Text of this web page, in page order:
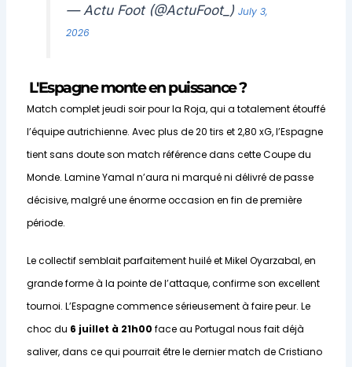
— Actu Foot (@ActuFoot_)July 3,
2026
L'Espagne monte en puissance ?
Match complet jeudi soir pour la Roja, qui a totalement étouffé
l’équipe autrichienne. Avec plus de 20 tirs et 2,80 xG, l’Espagne
tient sans doute son match référence dans cette Coupe du
Monde. Lamine Yamal n’aura ni marqué ni délivré de passe
décisive, malgré une énorme occasion en fin de première
période.
Le collectif semblait parfaitement huilé et Mikel Oyarzabal, en
grande forme à la pointe de l’attaque, confirme son excellent
tournoi. L’Espagne commence sérieusement à faire peur. Le
choc du 6 juillet à 21h00 face au Portugal nous fait déjà
saliver, dans ce qui pourrait être le dernier match de Cristiano